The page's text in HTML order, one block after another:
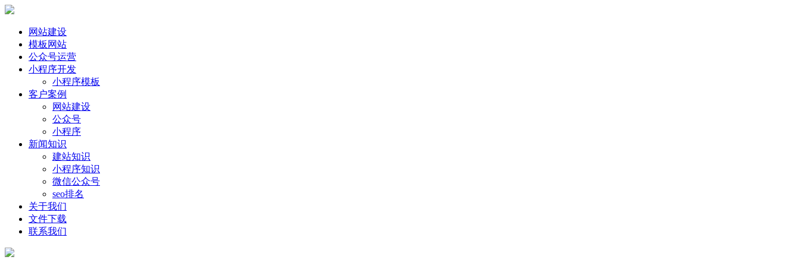
网站建设
模板网站
公众号运营
小程序开发
小程序模板
客户案例
网站建设
公众号
小程序
新闻知识
建站知识
小程序知识
微信公众号
seo排名
关于我们
文件下载
联系我们